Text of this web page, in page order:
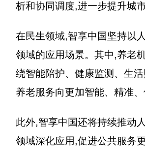
析和协同调度,进一步提升城
在民生领域,智享中国坚持以
领域的应用场景。其中,养老
绕智能陪护、健康监测、生
养老服务向更加智能、精准、
此外,智享中国还将持续推动
领域深化应用,促进公共服务